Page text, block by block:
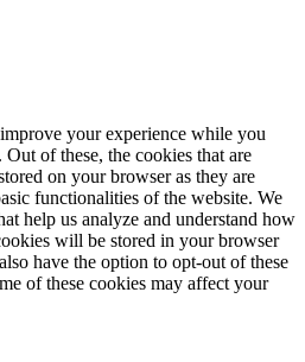
your experience while you
of these, the cookies that are
on your browser as they are
functionalities of the website. We
help us analyze and understand how
will be stored in your browser
have the option to opt-out of these
of these cookies may affect your